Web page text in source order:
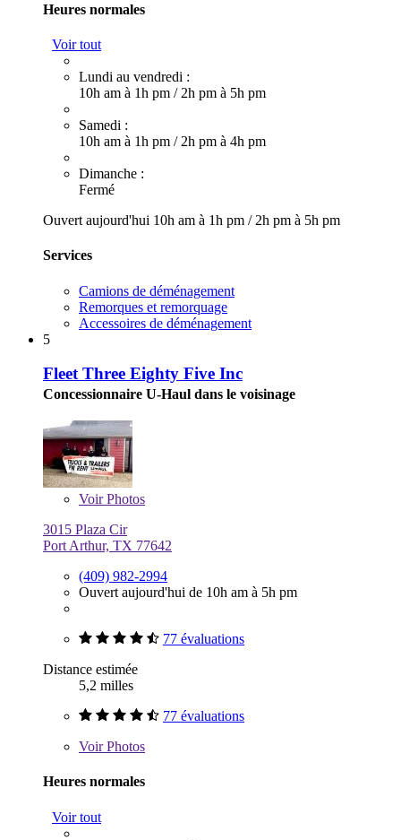
Heures normales
Voir tout
Lundi au vendredi :
10h am à 1h pm / 2h pm à 5h pm
Samedi :
10h am à 1h pm / 2h pm à 4h pm
Dimanche :
Fermé
Ouvert aujourd'hui 10h am à 1h pm / 2h pm à 5h pm
Services
Camions de déménagement
Remorques et remorquage
Accessoires de déménagement
5
Fleet Three Eighty Five Inc
Concessionnaire U-Haul dans le voisinage
VoirPhotos
3015 Plaza Cir
Port Arthur, TX 77642
(409) 982-2994
Ouvert aujourd'hui de 10h am à 5h pm
77 évaluations
Distance estimée
5,2 milles
77 évaluations
VoirPhotos
Heures normales
Voir tout